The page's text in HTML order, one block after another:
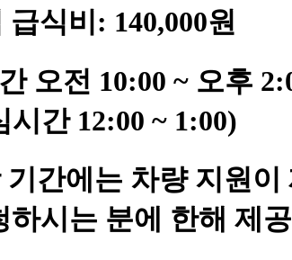
급식비: 140,000원
오전 10:00 ~ 오후
시간 12:00 ~ 1:00)
기간에는 차량 지원
하시는 분에 한해 제